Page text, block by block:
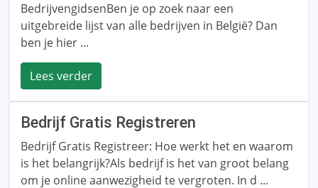
BedrijvengidsenBen je op zoek naar een
uitgebreide lijst van alle bedrijven in België? Dan
ben je hier ...
Lees verder
Bedrijf Gratis Registreren
Bedrijf Gratis Registreer: Hoe werkt het en waarom
is het belangrijk?Als bedrijf is het van groot belang
om je online aanwezigheid te vergroten. In d ...